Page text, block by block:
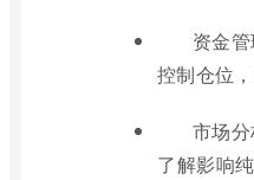
资金
控制仓位
市场
了解影响